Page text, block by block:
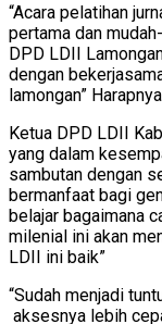
“Acara pelatihan
pertama dan
DPD LDII
dengan
lamongan”
Ketua DPD LDII
yang dalam
sambutan dengan
bermanfaat bagi
belajar bagaimana
milenial ini akan
LDII ini baik”
“Sudah menjadi
aksesnya lebih